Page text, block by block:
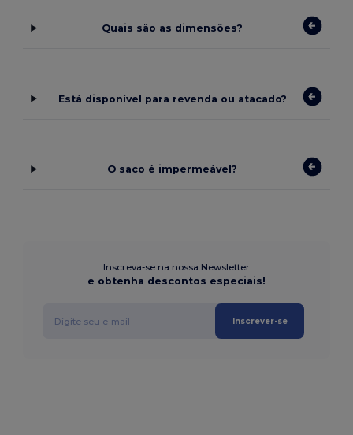
Quais são as dimensões?
Está disponível para revenda ou atacado?
O saco é impermeável?
Inscreva-se na nossa Newsletter
e obtenha descontos especiais!
Inscrever-se